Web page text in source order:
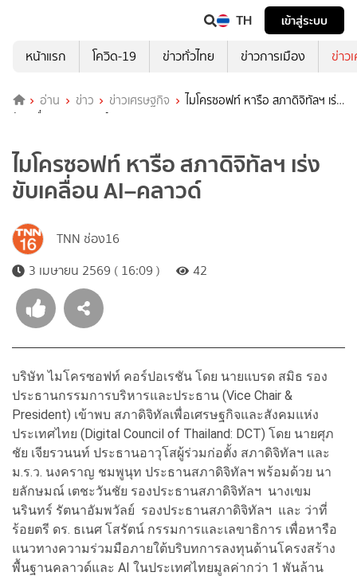
TH
เข้าสู่ระบบ
หน้าแรก
โควิด-19 ข่าวทั่วไทย ข่าวการเมือง ข่าว
อ่าน ข่าว ข่าวเศรษฐกิจ
ไมโครซอฟท์ หารือ สภาดิจิทัลฯ เร่ง
ขับเคลื่อน AI–คลาวด์
ไมโครซอฟท์ หารือ สภาดิจิทัลฯ เร่ง
ขับเคลื่อน AI–คลาวด์
TNN ช่อง16
3 เมษายน 2569 ( 16:09 )
42
บริษัท ไมโครซอฟท์ คอร์ปอเรชัน โดย นายแบรด สมิธ รอง
ประธานกรรมการบริหารและประธาน (Vice Chair &
President) เข้าพบ สภาดิจิทัลเพื่อเศรษฐกิจและสังคมแห่ง
ประเทศไทย (Digital Council of Thailand: DCT) โดย นายศุภ
ชัย เจียรวนนท์ ประธานอาวุโสผู้ร่วมก่อตั้ง สภาดิจิทัลฯ และ
ม.ร.ว. นงคราญ ชมพูนุท ประธานสภาดิจิทัลฯ พร้อมด้วย นา
ยลักษมณ์ เตชะวันชัย รองประธานสภาดิจิทัลฯ นางเขม
นรินทร์ รัตนาอัมพวัลย์ รองประธานสภาดิจิทัลฯ และ ว่าที่
ร้อยตรี ดร. ธเนศ โสรัตน์ กรรมการและเลขาธิการ เพื่อหารือ
แนวทางความร่วมมือภายใต้บริบทการลงทุนด้านโครงสร้าง
พื้นฐานคลาวด์และ AI ในประเทศไทยมูลค่ากว่า 1 พันล้าน